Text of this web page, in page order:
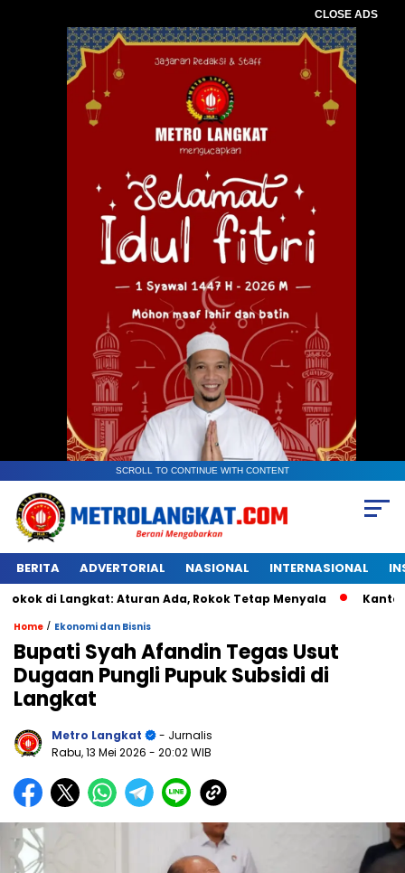
CLOSE ADS
SCROLL TO CONTINUE WITH CONTENT
BERITA ADVERTORIAL NASIONAL INTERNASIONAL
Aturan Ada, Rokok Tetap Menyala Kantongan
Home / Ekonomi dan Bisnis
Bupati Syah Afandin Tegas Usut
Dugaan Pungli Pupuk Subsidi di
Langkat
Metro Langkat
- Jurnalis
Rabu, 13 Mei 2026 - 20:02 WIB